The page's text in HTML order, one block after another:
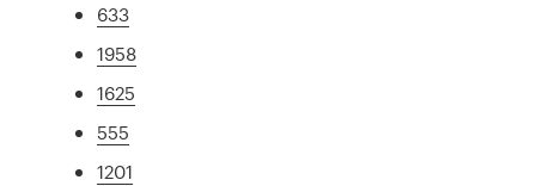
633
1958
1625
555
1201